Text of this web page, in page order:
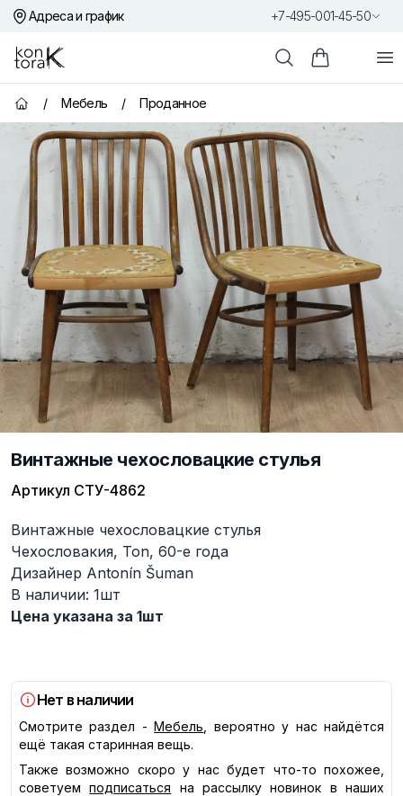
Адреса и график +7-495-001-45-50
Контора К
ПоискКорзина
Главная страница
/ Мебель / Проданное
Винтажные чехословацкие стулья
Артикул СТУ-4862
Описание
Винтажные чехословацкие стулья
Чехословакия, Ton, 60-е года
Дизайнер Antonín Šuman
В наличии: 1шт
Цена указана за 1шт
Нет в наличии
Смотрите раздел - Мебель , вероятно у нас найдётся
ещё такая старинная вещь.
Также возможно скоро у нас будет что-то похожее,
советуем
подписаться
на рассылку новинок в наших